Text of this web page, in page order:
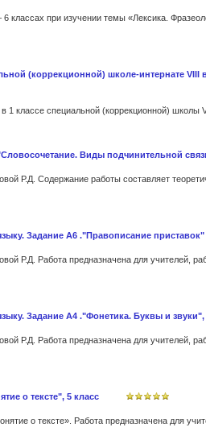
(коррекционной) школе-интернате
Виды подчинительной
Задание А6 ."Правописание приставок"
Задание А4 ."Фонетика. Буквы и
о тексте", 5 класс